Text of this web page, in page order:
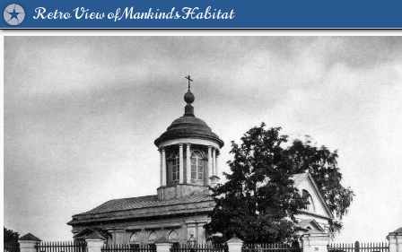
Retro View of Mankind's Habitat